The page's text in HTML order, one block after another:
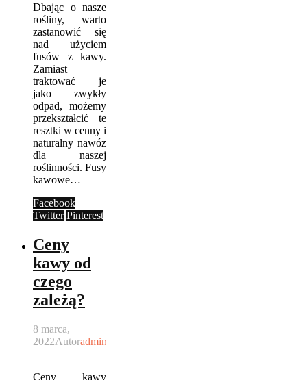
Dbając o nasze
rośliny, warto
zastanowić się
nad użyciem
fusów z kawy.
Zamiast
traktować je
jako zwykły
odpad, możemy
przekształcić te
resztki w cenny i
naturalny nawóz
dla naszej
roślinności. Fusy
kawowe…
Facebook
Twitter Pinterest
Ceny
kawy od
czego
zależą?
8 marca,
2022Autoradmin
Ceny kawy